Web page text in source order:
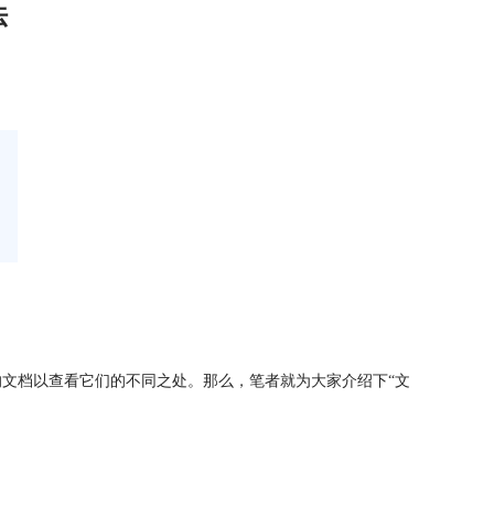
档以查看它们的不同之处。那么，笔者就为大家介绍下“文